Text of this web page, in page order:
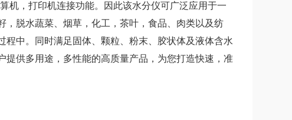
机，打印机连接功能。因此该水分仪可广泛应用于一
脱水蔬菜、烟草，化工，茶叶，食品、肉类以及纺
中。同时满足固体、颗粒、粉末、胶状体及液体含水
供多用途，多性能的高质量产品，为您打造快速，准